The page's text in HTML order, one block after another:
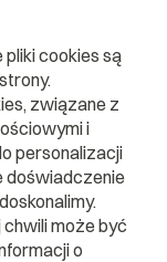
cookies są
związane z
i
personalizacji
doświadczenie
może być
o